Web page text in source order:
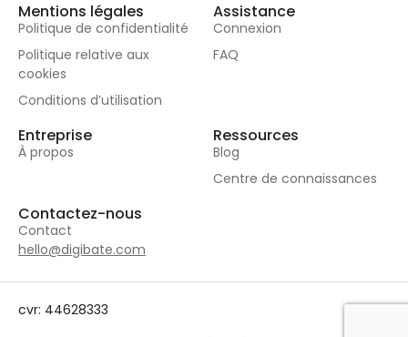
Mentions légales
Politique de confidentialité
Politique relative aux
cookies
Conditions d’utilisation
Assistance
Connexion
FAQ
Entreprise
À propos
Ressources
Blog
Centre de connaissances
Contactez-nous
Contact
hello@digibate.com
cvr: 44628333